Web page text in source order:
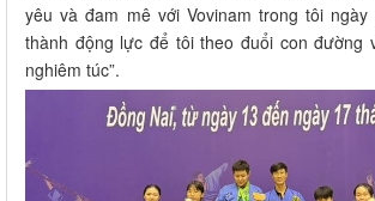
yêu và đam mê với Vovinam trong tôi
thành động lực để tôi theo đuổi con đường
nghiêm túc”.